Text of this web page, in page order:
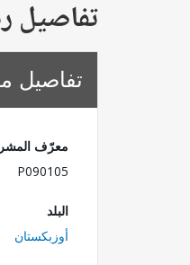
تفاصيل
تفاصيل
معرّف
P090105
البلد
أوزبكستان